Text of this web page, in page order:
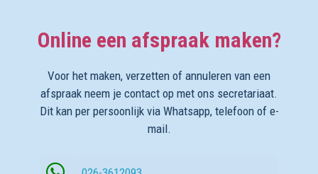
Online een afspraak maken?
Voor het maken, verzetten of annuleren van een
afspraak neem je contact op met ons secretariaat.
Dit kan per persoonlijk via Whatsapp, telefoon of e-
mail.